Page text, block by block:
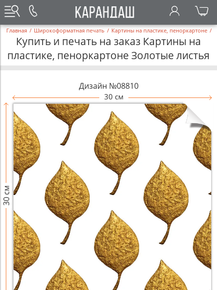
Главная / Широкоформатная печать / Картины на пластике, пеноркартоне /
Купить и печать на заказ Картины на
пластике, пеноркартоне Золотые листья
Дизайн №08810
30 см
30 см